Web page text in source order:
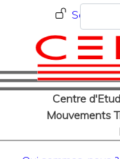
Menu
Se
Centre
Mouvements